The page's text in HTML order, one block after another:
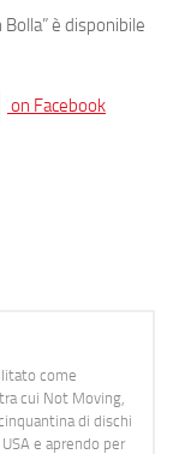
è disponibile
on Facebook
come
cui Not Moving,
di dischi
e aprendo per